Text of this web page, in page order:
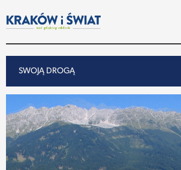
SWOJĄ DROGĄ
SWOJĄ DROGĄ
REPORTAŻ
NOTY ZE ŚWIATA